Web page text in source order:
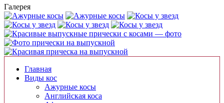
Галерея
Главная
Виды кос
Ажурные косы
Английская коса